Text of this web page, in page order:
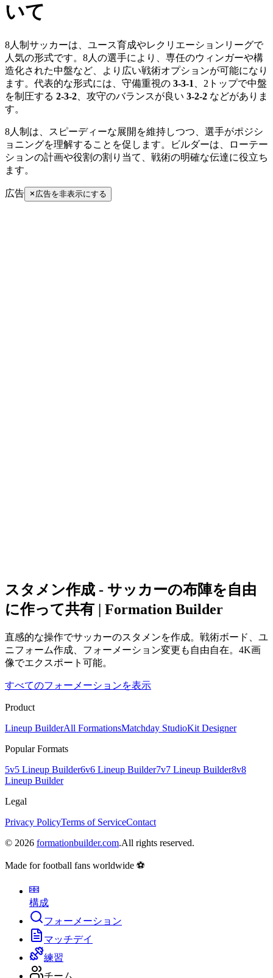
いて
8人制サッカーは、ユース育成やレクリエーションリーグで
人気の形式です。8人の選手により、専任のウィンガーや構
造化された中盤など、より広い戦術オプションが可能になり
ます。代表的な形式には、守備重視の 3-3-1
、2トップで中盤
を制圧する 2-3-2 、攻守のバランスが良い 3-2-2 などがありま
す。
8人制は、スピーディーな展開を維持しつつ、選手がポジシ
ョニングを理解することを促します。ビルダーは、ローテー
ションの計画や役割の割り当て、戦術の明確な伝達に役立ち
ます。
広告 広告を非表示にする
スタメン作成 - サッカーの布陣を自由
に作って共有 | Formation Builder
直感的な操作でサッカーのスタメンを作成。戦術ボード、ユ
ニフォーム作成、フォーメーション変更も自由自在。4K画
像でエクスポート可能。
すべてのフォーメーションを表示
Product
Lineup BuilderAll FormationsMatchday StudioKit Designer
Popular Formats
5v5 Lineup Builder6v6 Lineup Builder7v7 Lineup Builder8v8
Lineup Builder
Legal
Privacy PolicyTerms of ServiceContact
© 2026 formationbuilder.com.All rights reserved.
Made for football fans worldwide ⚽
構成
フォーメーション
マッチデイ
練習
チーム